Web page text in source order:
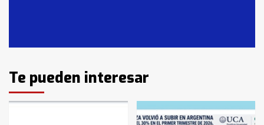
3
Identidad de los adolescentes
pampeanos que fueron
en la mañana del lunes
Te pueden interesar